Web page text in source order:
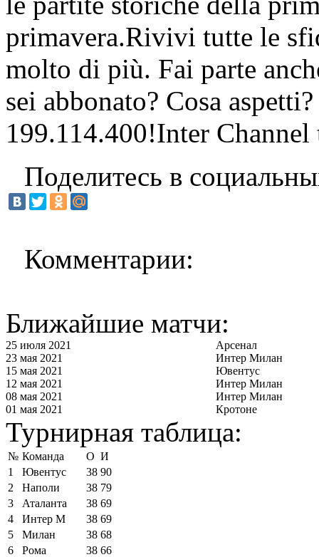
primavera.Rivivi tutte le
molto di più. Fai parte
sei abbonato? Cosa
199.114.400!Inter Channel
Поделитесь в
Комментарии:
Ближайшие матчи:
25 июля 2021
Арсенал
23 мая 2021
Интер Милан
15 мая 2021
Ювентус
12 мая 2021
Интер Милан
08 мая 2021
Интер Милан
01 мая 2021
Кротоне
Турнирная таблица:
№ Команда О И
1
Ювентус 38 90
2
Наполи 38 79
3
Аталанта 38 69
4
Интер М 38 69
5
Милан 38 68
6
Рома 38 66